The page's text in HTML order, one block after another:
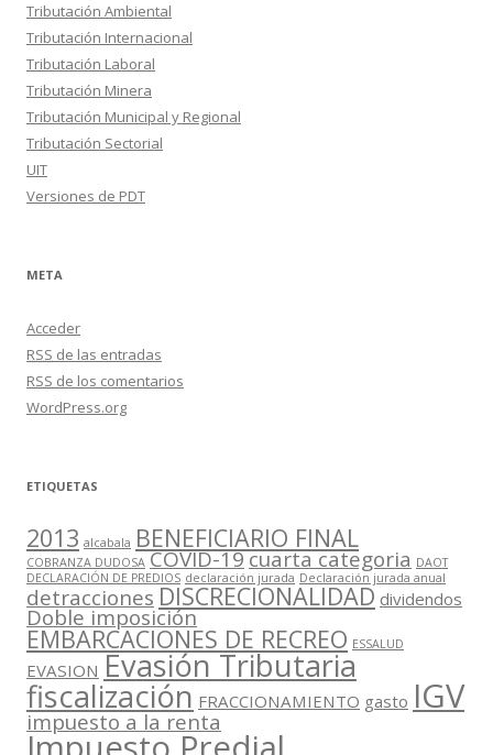
Tributación Ambiental
Tributación Internacional
Tributación Laboral
Tributación Minera
Tributación Municipal y Regional
Tributación Sectorial
UIT
Versiones de PDT
META
Acceder
RSS de las entradas
RSS de los comentarios
WordPress.org
ETIQUETAS
2013 alcabala BENEFICIARIO FINAL
COBRANZA DUDOSA COVID-19cuarta categoria DAOT
DECLARACIÓN DE PREDIOS declaración jurada Declaración jurada anual
detracciones DISCRECIONALIDAD dividendos
Doble imposición
EMBARCACIONES DE RECREO ESSALUD
EVASION Evasión Tributaria
fiscalización FRACCIONAMIENTO gasto IGV
impuesto a la renta